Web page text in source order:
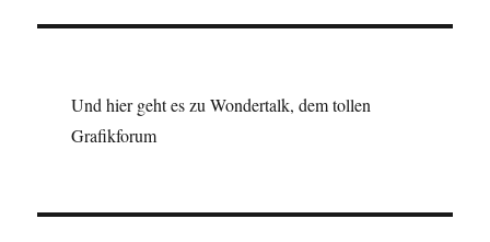
Und hier geht es zu Wondertalk, dem tollen
Grafikforum